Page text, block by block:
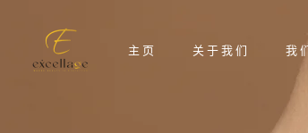
主页 关于我们 我